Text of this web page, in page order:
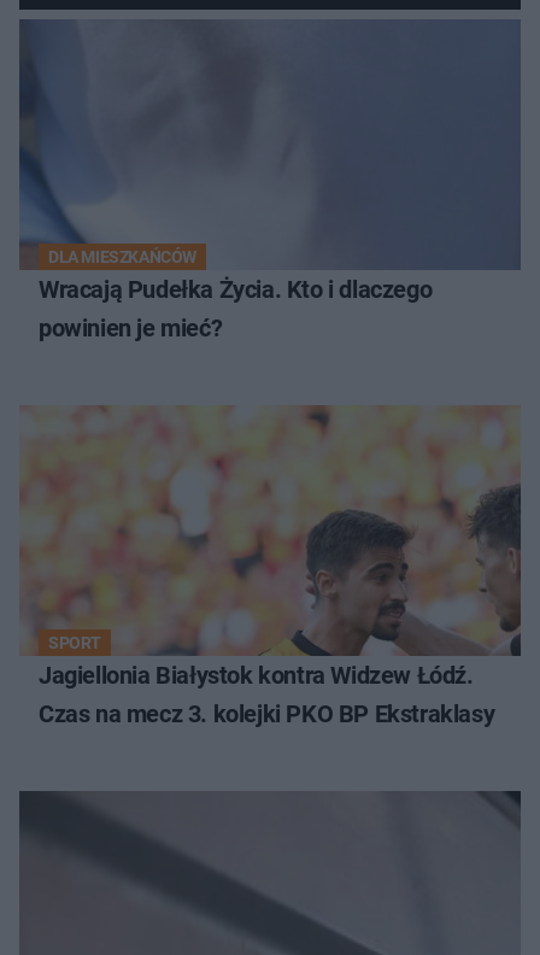
DLA MIESZKAŃCÓW
Wracają Pudełka Życia. Kto i dlaczego
powinien je mieć?
SPORT
Jagiellonia Białystok kontra Widzew Łódź.
Czas na mecz 3. kolejki PKO BP Ekstraklasy